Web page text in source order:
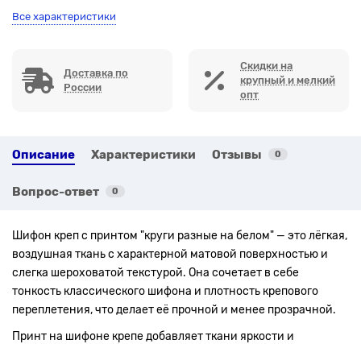
Все характеристики
Доставка по
России
Скидки на
крупный и мелкий
опт
Описание Характеристики Отзывы 0
Вопрос-ответ 0
Шифон креп с принтом "круги разные на белом" — это лёгкая,
воздушная ткань с характерной матовой поверхностью и
слегка шероховатой текстурой. Она сочетает в себе
тонкость классического шифона и плотность крепового
переплетения, что делает её прочной и менее прозрачной.
Принт на шифоне крепе добавляет ткани яркости и